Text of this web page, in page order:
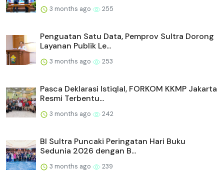
3 months ago 255
Penguatan Satu Data, Pemprov Sultra Dorong
Layanan Publik Le...
3 months ago 253
Pasca Deklarasi Istiqlal, FORKOM KKMP Jakarta
Resmi Terbentu...
3 months ago 242
BI Sultra Puncaki Peringatan Hari Buku
Sedunia 2026 dengan B...
3 months ago 239